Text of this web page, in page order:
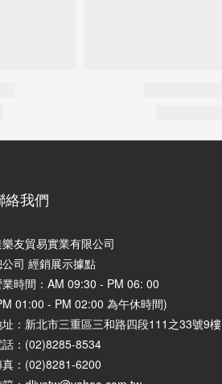
絡我們
友貿易實業有限公司
司 經銷展示據點
時間：AM 09:30 - PM 06: 00
01:00 - PM 02:00 為午休時間)
： 新北市三重區三和路四段111之33號9樓
話：(02)8285-8534
：(02)8281-6200